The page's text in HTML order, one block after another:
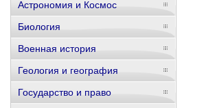
Астрономия и Космос
Биология
Военная история
Геология и география
Государство и право